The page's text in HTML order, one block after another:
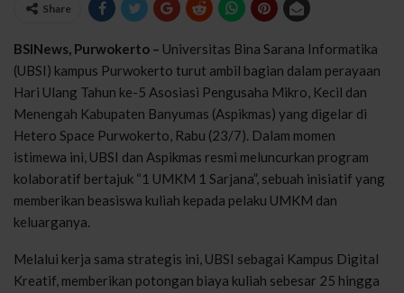
Share
BSINews, Purwokerto – Universitas Bina Sarana Informatika
(UBSI) kampus Purwokerto turut ambil bagian dalam perayaan
Hari Ulang Tahun ke-5 Asosiasi Pengusaha Mikro, Kecil dan
Menengah Kabupaten Banyumas (Aspikmas) yang digelar di
Hetero Space Purwokerto, Rabu (23/7). Dalam momen
istimewa ini, UBSI dan Aspikmas resmi meluncurkan program
kolaboratif bertajuk “1 UMKM 1 Sarjana”, sebuah inisiatif yang
memberikan beasiswa kuliah kepada pelaku UMKM dan
keluarganya.
Melalui kerja sama strategis ini, UBSI sebagai Kampus Digital
Kreatif, memberikan potongan biaya kuliah sebesar 25 hingga